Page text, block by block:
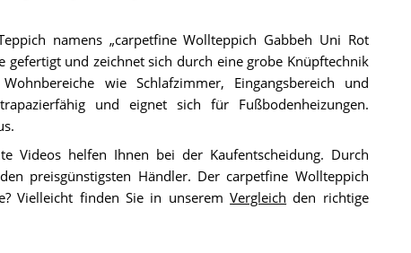
namens „carpetfine Wollteppich Gabbeh Uni Rot
gefertigt und zeichnet sich durch eine grobe Knüpftechnik
wie Schlafzimmer, Eingangsbereich und
und eignet sich für Fußbodenheizungen.
Videos helfen Ihnen bei der Kaufentscheidung. Durch
preisgünstigsten Händler. Der carpetfine Wollteppich
Vielleicht finden Sie in unseremVergleich den richtige